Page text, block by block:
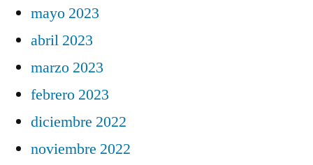
mayo 2023
abril 2023
marzo 2023
febrero 2023
diciembre 2022
noviembre 2022